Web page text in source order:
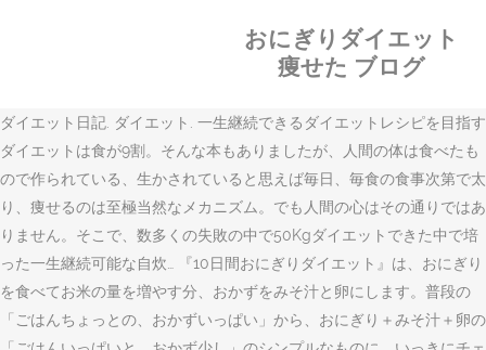
おにぎりダイエット
痩せた ブログ
ダイエット日記. ダイエット. 一生継続できるダイエットレシピを目指す
ダイエットは食が9割。そんな本もありましたが、人間の体は食べたも
ので作られている、生かされていると思えば毎日、毎食の食事次第で太
り、痩せるのは至極当然なメカニズム。でも人間の心はその通りではあ
りません。そこで、数多くの失敗の中で50Kgダイエットできた中で培
った一生継続可能な自炊… 『10日間おにぎりダイエット』は、おにぎり
を食べてお米の量を増やす分、おかずをみそ汁と卵にします。普段の
「ごはんちょっとの、おかずいっぱい」から、おにぎり＋みそ汁＋卵の